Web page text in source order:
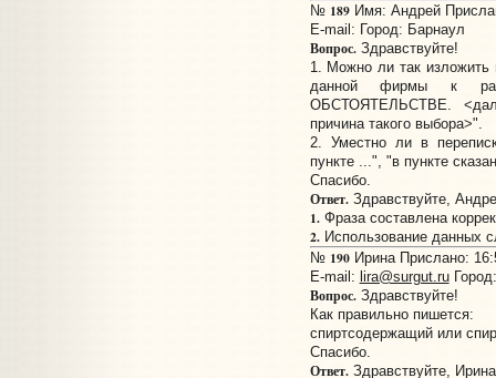
№ 189Имя: Андрей
E-mail: Город: Барнаул
Вопрос.Здравствуйте!
1. Можно ли так
данной фирмы к
ОБСТОЯТЕЛЬСТВЕ.
причина такого выбора>".
2. Уместно ли в
пункте ...", "в пункте
Спасибо.
Ответ.Здравствуйте,
1.Фраза составлена
2.Использование данных
№ 190Ирина Прислано:
E-mail: lira@surgut.ru
Вопрос.Здравствуйте!
Как правильно пишется:
спиртсодержащий или
Спасибо.
Ответ.Здравствуйте,